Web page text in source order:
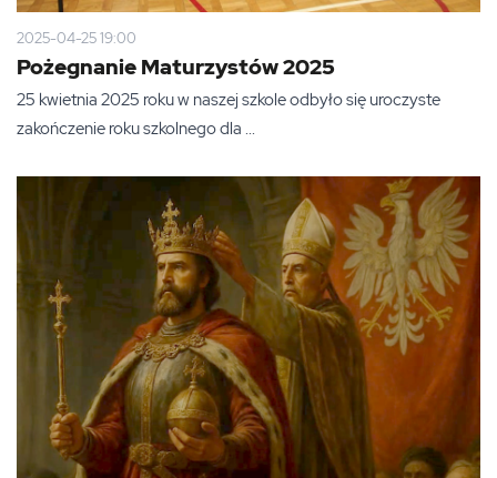
2025-04-25 19:00
Pożegnanie Maturzystów 2025
25 kwietnia 2025 roku w naszej szkole odbyło się uroczyste
zakończenie roku szkolnego dla ...